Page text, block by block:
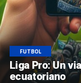
FUTBOL
Liga Pro: Un
ecuatoriano